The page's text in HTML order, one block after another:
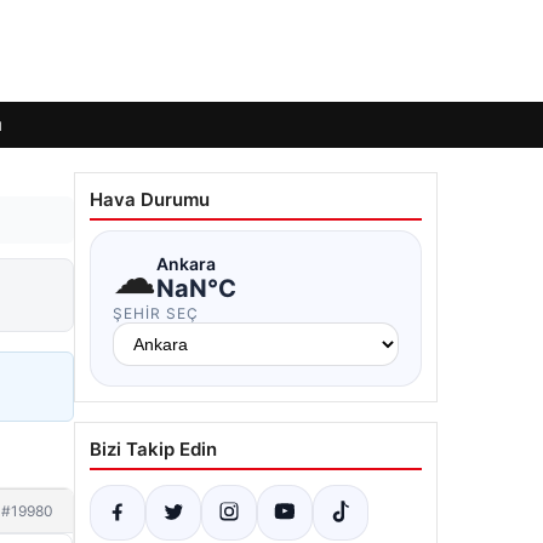
#19980
Hava Durumu
☁Ankara
NaN°C
ŞEHIR SEÇ
Bizi Takip Edin